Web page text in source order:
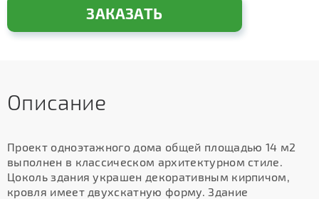
ЗАКАЗАТЬ
Описание
Проект одноэтажного дома общей площадью 14 м2
выполнен в классическом архитектурном стиле.
Цоколь здания украшен декоративным кирпичом,
кровля имеет двухскатную форму. Здание